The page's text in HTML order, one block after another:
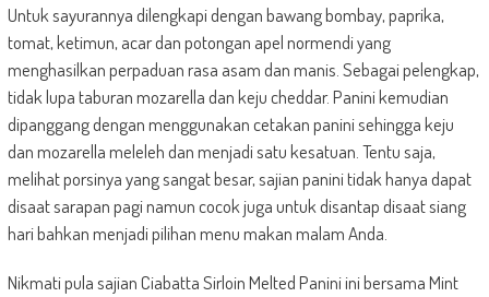
Untuk sayurannya dilengkapi dengan bawang bombay, paprika,
tomat, ketimun, acar dan potongan apel normendi yang
menghasilkan perpaduan rasa asam dan manis. Sebagai pelengkap,
tidak lupa taburan mozarella dan keju cheddar. Panini kemudian
dipanggang dengan menggunakan cetakan panini sehingga keju
dan mozarella meleleh dan menjadi satu kesatuan. Tentu saja,
melihat porsinya yang sangat besar, sajian panini tidak hanya dapat
disaat sarapan pagi namun cocok juga untuk disantap disaat siang
hari bahkan menjadi pilihan menu makan malam Anda.
Nikmati pula sajian Ciabatta Sirloin Melted Panini ini bersama Mint